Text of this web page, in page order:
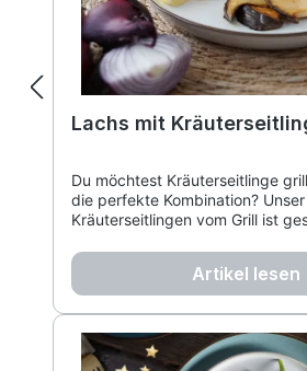
Lachs mit
Du möchtest Kräuterseitlinge
die perfekte Kombination?
Kräuterseitlingen vom Grill ist
zu Fisch passen und genieße
Artikel lesen